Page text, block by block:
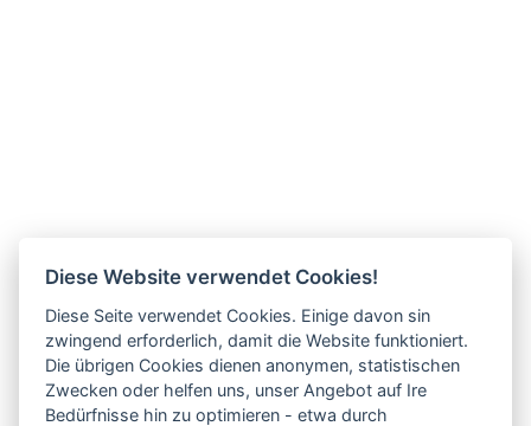
Diese Website verwendet Cookies!
Diese Seite verwendet Cookies. Einige davon sin
zwingend erforderlich, damit die Website funktioniert.
Die übrigen Cookies dienen anonymen, statistischen
Zwecken oder helfen uns, unser Angebot auf Ire
Bedürfnisse hin zu optimieren - etwa durch